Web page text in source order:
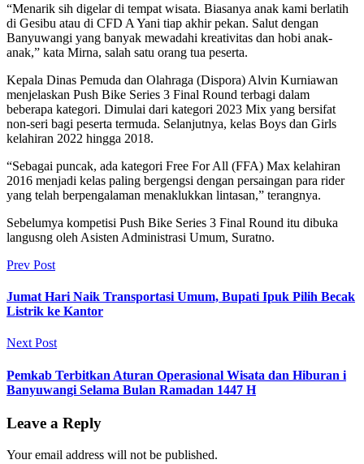
“Menarik sih digelar di tempat wisata. Biasanya anak kami berlatih
di Gesibu atau di CFD A Yani tiap akhir pekan. Salut dengan
Banyuwangi yang banyak mewadahi kreativitas dan hobi anak-
anak,” kata Mirna, salah satu orang tua peserta.
Kepala Dinas Pemuda dan Olahraga (Dispora) Alvin Kurniawan
menjelaskan Push Bike Series 3 Final Round terbagi dalam
beberapa kategori. Dimulai dari kategori 2023 Mix yang bersifat
non-seri bagi peserta termuda. Selanjutnya, kelas Boys dan Girls
kelahiran 2022 hingga 2018.
“Sebagai puncak, ada kategori Free For All (FFA) Max kelahiran
2016 menjadi kelas paling bergengsi dengan persaingan para rider
yang telah berpengalaman menaklukkan lintasan,” terangnya.
Sebelumya kompetisi Push Bike Series 3 Final Round itu dibuka
langusng oleh Asisten Administrasi Umum, Suratno.
Prev Post
Jumat Hari Naik Transportasi Umum, Bupati Ipuk Pilih Becak
Listrik ke Kantor
Next Post
Pemkab Terbitkan Aturan Operasional Wisata dan Hiburan i
Banyuwangi Selama Bulan Ramadan 1447 H
Leave a Reply
Your email address will not be published.